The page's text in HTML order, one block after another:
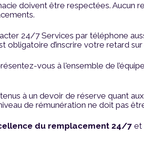
doivent être respectées.
24/7 Services par téléphone
d’inscrire votre retard sur
vous à l'ensemble de
à un devoir de réserve quant
de rémunération ne doit pas
du remplacement 24/7 et